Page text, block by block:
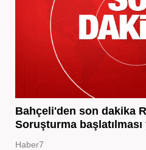
Bahçeli'den son dakika
Soruşturma başlatılması
Haber7